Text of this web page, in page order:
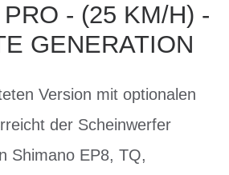
- (25 KM/H) -
GENERATION
Version mit optionalen
der Scheinwerfer
Shimano EP8, TQ,